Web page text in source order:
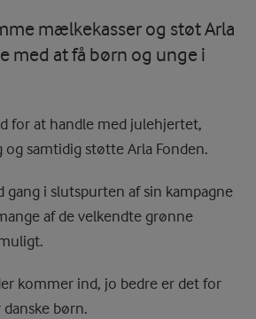
mælkekasser og støt Arla
med at få børn og unge i
for at handle med julehjertet,
og samtidig støtte Arla Fonden.
gang i slutspurten af sin kampagne
af de velkendte grønne
kommer ind, jo bedre er det for
børn.